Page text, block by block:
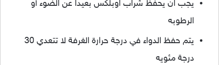
يجب ان يحفظ شراب اوبلكس بعيدا عن الضوء أو
الرطوبه
يتم حفظ الدواء في درجة حرارة الغرفة لا تتعدي 30
درجة مئويه